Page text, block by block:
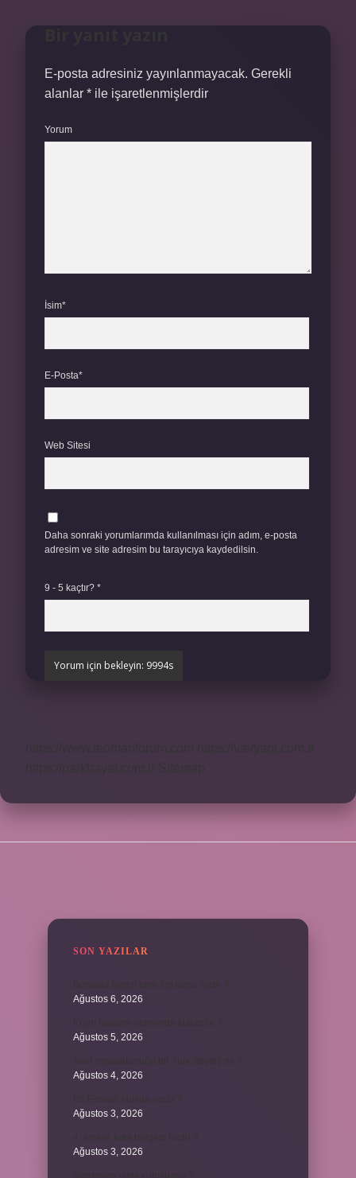
E-posta adresiniz yayınlanmayacak. Gerekli
alanlar * ile işaretlenmişlerdir
Yorum
İsim*
E-Posta*
Web Sitesi
Daha sonraki yorumlarımda kullanılması için adım, e-posta
adresim ve site adresim bu tarayıcıya kaydedilsin.
9 - 5 kaçtır? *
SON YAZILAR
Ağustos 6, 2026
Ağustos 5, 2026
Ağustos 4, 2026
Ağustos 3, 2026
Ağustos 3, 2026